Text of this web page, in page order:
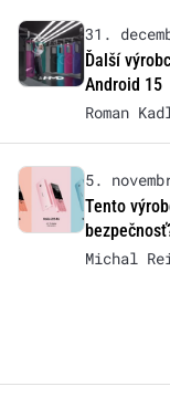
31.
Ďalší
Android 15
Roman
5.
Tento
Michal